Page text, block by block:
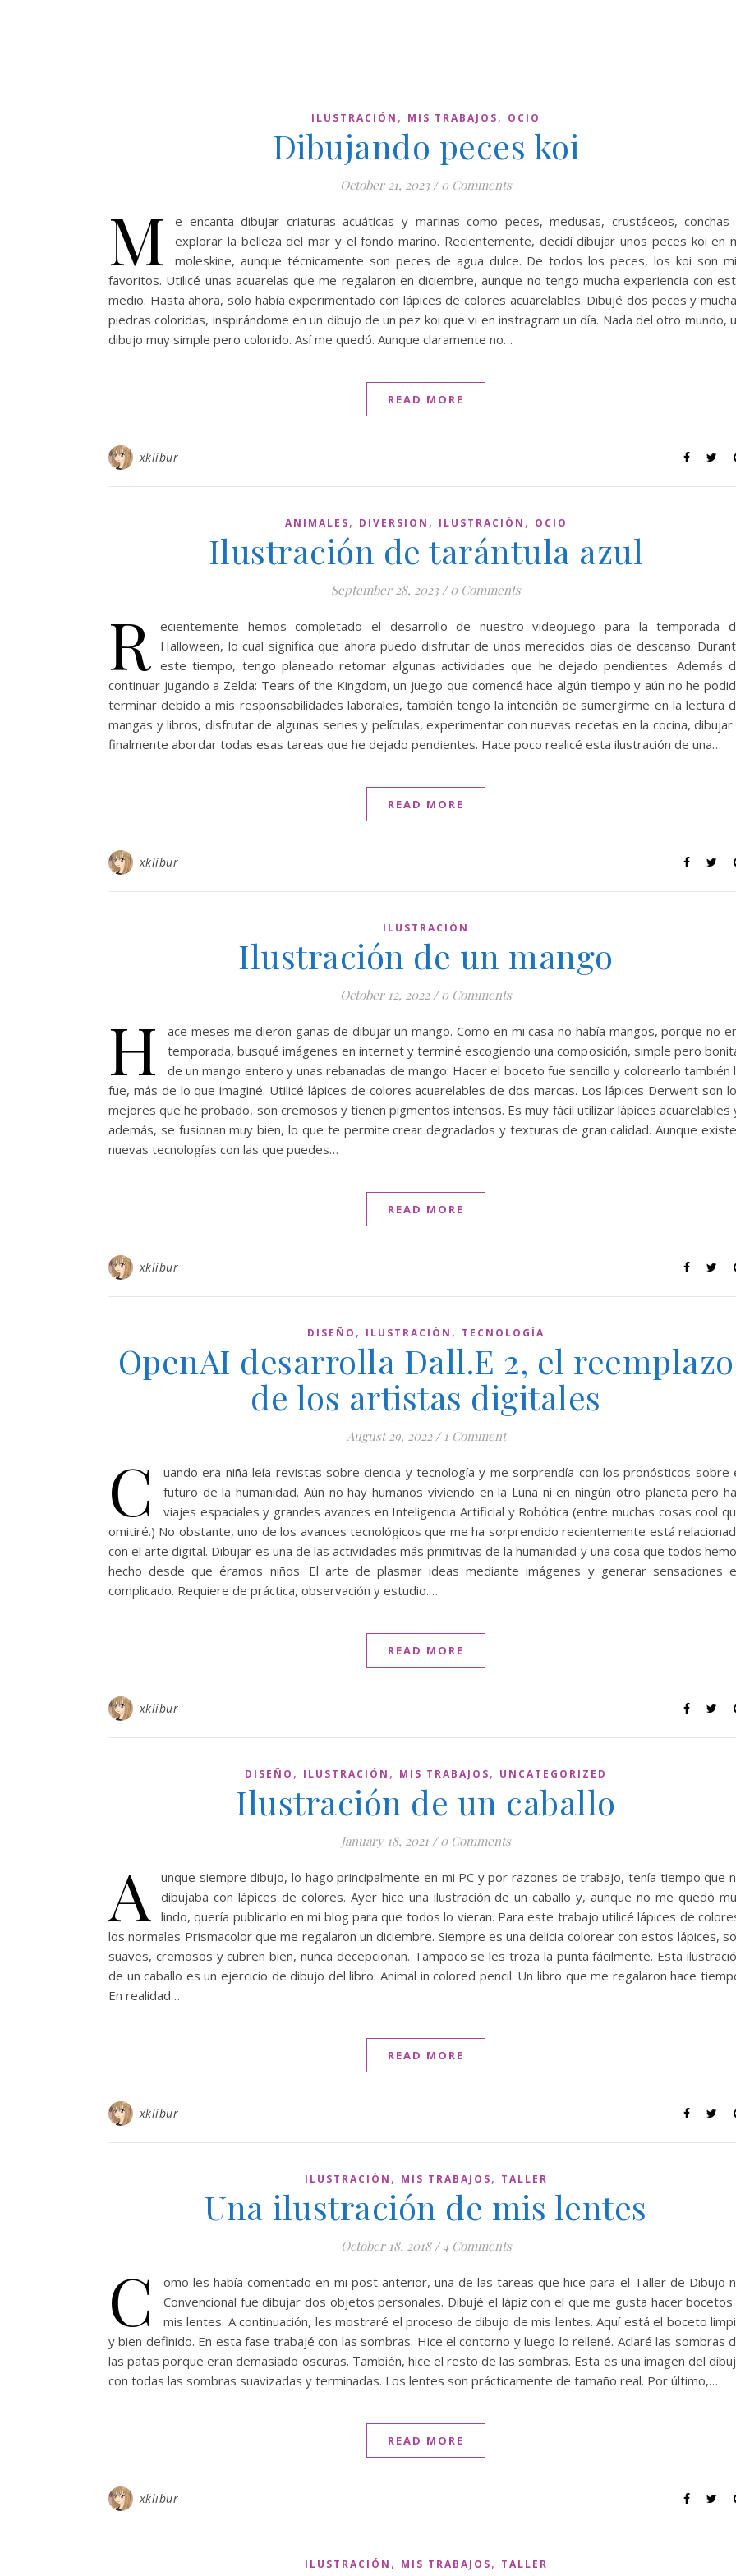
ILUSTRACIÓN , MIS TRABAJOS, OCIO
Dibujando peces koi
October 21, 2023 / 0 Comments
M
e encanta dibujar criaturas acuáticas y marinas como peces, medusas, crustáceos, conchas
explorar la belleza del mar y el fondo marino. Recientemente, decidí dibujar unos peces koi en
moleskine, aunque técnicamente son peces de agua dulce. De todos los peces, los koi son
favoritos. Utilicé unas acuarelas que me regalaron en diciembre, aunque no tengo mucha experiencia con
medio. Hasta ahora, solo había experimentado con lápices de colores acuarelables. Dibujé dos peces y
piedras coloridas, inspirándome en un dibujo de un pez koi que vi en instragram un día. Nada del otro mundo,
dibujo muy simple pero colorido. Así me quedó. Aunque claramente no…
READ MORE
xklibur
ANIMALES, DIVERSION , ILUSTRACIÓN , OCIO
Ilustración de tarántula azul
September 28, 2023 / 0 Comments
R ecientemente hemos completado el desarrollo de nuestro videojuego para la temporada
Halloween, lo cual significa que ahora puedo disfrutar de unos merecidos días de descanso.
este tiempo, tengo planeado retomar algunas actividades que he dejado pendientes. Además
continuar jugando a Zelda: Tears of the Kingdom, un juego que comencé hace algún tiempo y aún no he
terminar debido a mis responsabilidades laborales, también tengo la intención de sumergirme en la lectura
mangas y libros, disfrutar de algunas series y películas, experimentar con nuevas recetas en la cocina,
finalmente abordar todas esas tareas que he dejado pendientes. Hace poco realicé esta ilustración de una…
READ MORE
xklibur
ILUSTRACIÓN
Ilustración de un mango
October 12, 2022 / 0 Comments
H
ace meses me dieron ganas de dibujar un mango. Como en mi casa no había mangos, porque no
temporada, busqué imágenes en internet y terminé escogiendo una composición, simple pero
de un mango entero y unas rebanadas de mango. Hacer el boceto fue sencillo y colorearlo también
fue, más de lo que imaginé. Utilicé lápices de colores acuarelables de dos marcas. Los lápices Derwent son
mejores que he probado, son cremosos y tienen pigmentos intensos. Es muy fácil utilizar lápices acuarelables
además, se fusionan muy bien, lo que te permite crear degradados y texturas de gran calidad. Aunque
nuevas tecnologías con las que puedes…
READ MORE
xklibur
DISEÑO , ILUSTRACIÓN , TECNOLOGÍA
OpenAI desarrolla Dall.E 2, el reemplazo
de los artistas digitales
August 29, 2022 / 1 Comment
C
uando era niña leía revistas sobre ciencia y tecnología y me sorprendía con los pronósticos sobre
futuro de la humanidad. Aún no hay humanos viviendo en la Luna ni en ningún otro planeta pero
viajes espaciales y grandes avances en Inteligencia Artificial y Robótica (entre muchas cosas cool
omitiré.) No obstante, uno de los avances tecnológicos que me ha sorprendido recientemente está
con el arte digital. Dibujar es una de las actividades más primitivas de la humanidad y una cosa que todos
hecho desde que éramos niños. El arte de plasmar ideas mediante imágenes y generar sensaciones
complicado. Requiere de práctica, observación y estudio.…
READ MORE
xklibur
DISEÑO , ILUSTRACIÓN , MIS TRABAJOS, UNCATEGORIZED
Ilustración de un caballo
January 18, 2021 / 0 Comments
A
unque siempre dibujo, lo hago principalmente en mi PC y por razones de trabajo, tenía tiempo que
dibujaba con lápices de colores. Ayer hice una ilustración de un caballo y, aunque no me quedó
lindo, quería publicarlo en mi blog para que todos lo vieran. Para este trabajo utilicé lápices de
los normales Prismacolor que me regalaron un diciembre. Siempre es una delicia colorear con estos lápices,
suaves, cremosos y cubren bien, nunca decepcionan. Tampoco se les troza la punta fácilmente. Esta
de un caballo es un ejercicio de dibujo del libro: Animal in colored pencil. Un libro que me regalaron hace
En realidad…
READ MORE
xklibur
ILUSTRACIÓN , MIS TRABAJOS, TALLER
Una ilustración de mis lentes
October 18, 2018 / 4 Comments
C
omo les había comentado en mi post anterior, una de las tareas que hice para el Taller de Dibujo
Convencional fue dibujar dos objetos personales. Dibujé el lápiz con el que me gusta hacer
mis lentes. A continuación, les mostraré el proceso de dibujo de mis lentes. Aquí está el boceto
y bien definido. En esta fase trabajé con las sombras. Hice el contorno y luego lo rellené. Aclaré las sombras
las patas porque eran demasiado oscuras. También, hice el resto de las sombras. Esta es una imagen del
con todas las sombras suavizadas y terminadas. Los lentes son prácticamente de tamaño real. Por último,…
READ MORE
xklibur
ILUSTRACIÓN , MIS TRABAJOS, TALLER